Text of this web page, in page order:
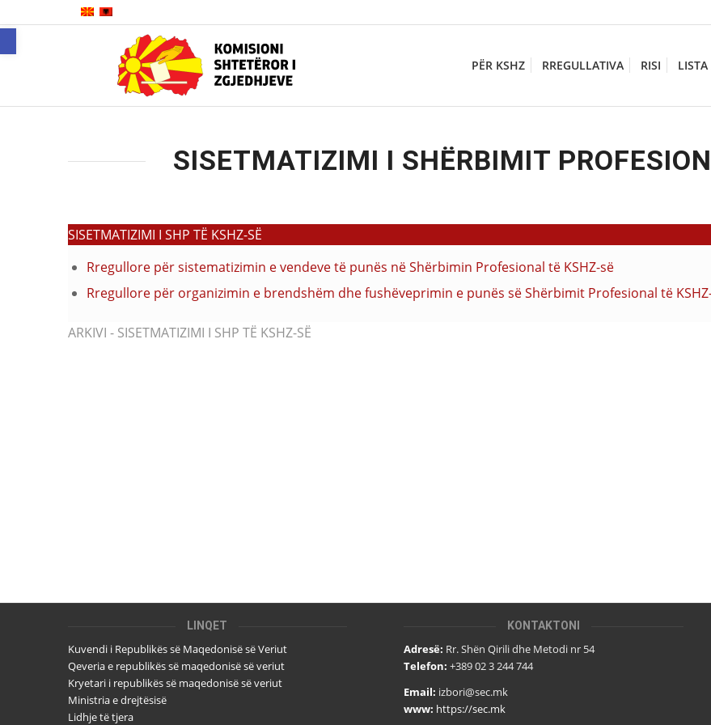
PËR KSHZ RREGULLATIVA RISI LISTA
SISETMATIZIMI I SHËRBIMIT
SISETMATIZIMI I SHP TË KSHZ-SË
Rregullore për sistematizimin e vendeve të punës në Shërbimin Profesional të KSHZ-së
Rregullore për organizimin e brendshëm dhe fushëveprimin e punës së Shërbimit Profesional të
ARKIVI - SISETMATIZIMI I SHP TË KSHZ-SË
LINQET
Kuvendi i Republikës së Maqedonisë së Veriut
Qeveria e republikës së maqedonisë së veriut
Kryetari i republikës së maqedonisë së veriut
Ministria e drejtësisë
Lidhje të tjera
KONTAKTONI
Adresë: Rr. Shën Qirili dhe Metodi nr 54
Telefon: +389 02 3 244 744
Email: izbori@sec.mk
www: https://sec.mk
Open toolbar